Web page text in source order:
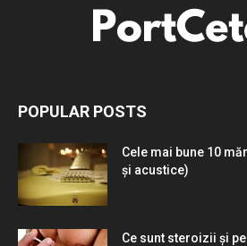
POPULAR POSTS
Cele mai bune 10
și acustice)
Ce sunt steroizii și